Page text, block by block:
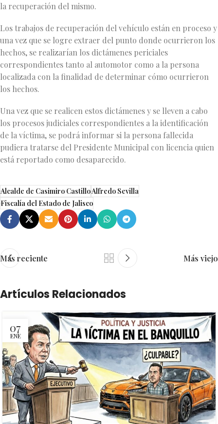
la recuperación del mismo.
Los trabajos de recuperación del vehículo están en proceso y
una vez que se logre extraer del punto donde ocurrieron los
hechos, se realizarían los dictámenes periciales
correspondientes tanto al automotor como a la persona
localizada con la finalidad de determinar cómo ocurrieron
los hechos.
Una vez que se realicen estos dictámenes y se lleven a cabo
los procesos judiciales correspondientes a la identificación
de la víctima, se podrá informar si la persona fallecida
pudiera tratarse del Presidente Municipal con licencia quien
está reportado como desaparecido.
Alcalde de Casimiro CastilloAlfredo Sevilla
Fiscalía del Estado de Jalisco
Más reciente Más viejo
Artículos Relacionados
07
ENE